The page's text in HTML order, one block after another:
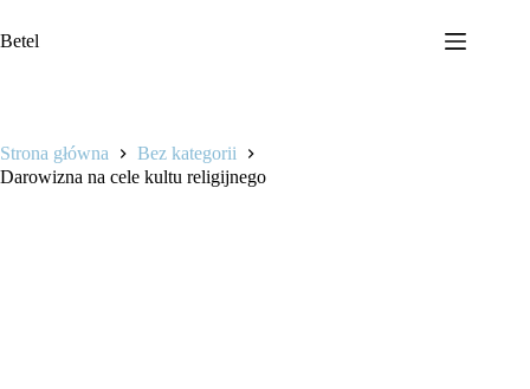
do
treści
Betel
Strona główna
Bez kategorii
Darowizna na cele kultu religijnego